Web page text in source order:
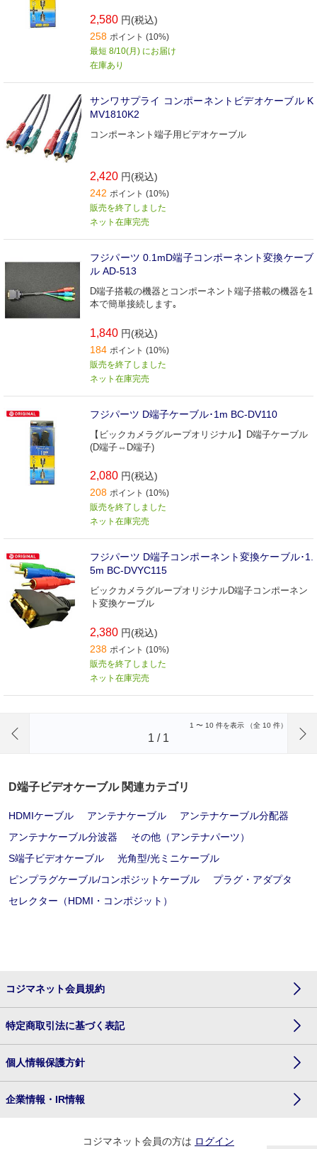
2,580 円(税込)
258 ポイント (10%)
最短 8/10(月) にお届け
在庫あり
サンワサプライ コンポーネントビデオケーブル K
MV1810K2
コンポーネント端子用ビデオケーブル
2,420 円(税込)
242 ポイント (10%)
販売を終了しました
ネット在庫完売
フジパーツ 0.1mD端子コンポーネント変換ケーブ
ル AD‐513
D端子搭載の機器とコンポーネント端子搭載の機器を1
本で簡単接続します｡
1,840 円(税込)
184 ポイント (10%)
販売を終了しました
ネット在庫完売
フジパーツ D端子ケーブル･1m BC‐DV110
【ビックカメラグループオリジナル】D端子ケーブル
(D端子⇔D端子)
2,080 円(税込)
208 ポイント (10%)
販売を終了しました
ネット在庫完売
フジパーツ D端子コンポーネント変換ケーブル･1.
5m BC‐DVYC115
ビックカメラグループオリジナルD端子コンポーネン
ト変換ケーブル
2,380 円(税込)
238 ポイント (10%)
販売を終了しました
ネット在庫完売
1 〜 10 件を表示 （全 10 件）
1 / 1
D端子ビデオケーブル 関連カテゴリ
HDMIケーブル アンテナケーブル
アンテナケーブル分配器
アンテナケーブル分波器
その他（アンテナパーツ）
S端子ビデオケーブル
光角型/光ミニケーブル
ピンプラグケーブル/コンポジットケーブル
プラグ・アダプタ
セレクター（HDMI・コンポジット）
コジマネット会員規約
特定商取引法に基づく表記
個人情報保護方針
企業情報・IR情報
コジマネット会員の方は ログイン